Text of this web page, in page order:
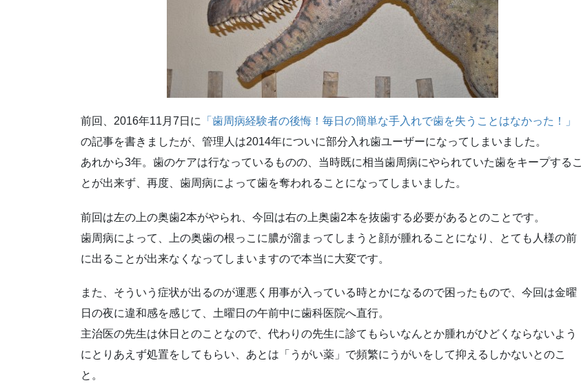
前回、2016年11月7日に
「歯周病経験者の後悔！毎日の簡単な手入れで歯を失うことはなかった！」
の記事を書きましたが、管理人は2014年についに部分入れ歯ユーザーになってしまいました。
あれから3年。歯のケアは行なっているものの、当時既に相当歯周病にやられていた歯をキープするこ
とが出来ず、再度、歯周病によって歯を奪われることになってしまいました。
前回は左の上の奥歯2本がやられ、今回は右の上奥歯2本を抜歯する必要があるとのことです。
歯周病によって、上の奥歯の根っこに膿が溜まってしまうと顔が腫れることになり、とても人様の前
に出ることが出来なくなってしまいますので本当に大変です。
また、そういう症状が出るのが運悪く用事が入っている時とかになるので困ったもので、今回は金曜
日の夜に違和感を感じて、土曜日の午前中に歯科医院へ直行。
主治医の先生は休日とのことなので、代わりの先生に診てもらいなんとか腫れがひどくならないよう
にとりあえず処置をしてもらい、あとは「うがい薬」で頻繁にうがいをして抑えるしかないとのこ
と。